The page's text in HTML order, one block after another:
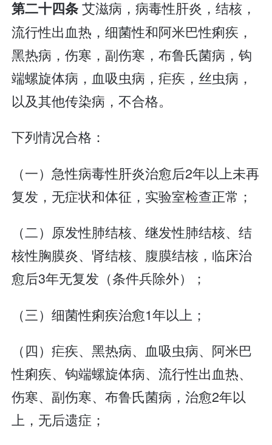
第二十四条艾滋病，病毒性肝炎，结核，
流行性出血热，细菌性和阿米巴性痢疾，
黑热病，伤寒，副伤寒，布鲁氏菌病，钩
端螺旋体病，血吸虫病，疟疾，丝虫病，
以及其他传染病，不合格。
下列情况合格：
（一）急性病毒性肝炎治愈后2年以上未再
复发，无症状和体征，实验室检查正常；
（二）原发性肺结核、继发性肺结核、结
核性胸膜炎、肾结核、腹膜结核，临床治
愈后3年无复发（条件兵除外）；
（三）细菌性痢疾治愈1年以上；
（四）疟疾、黑热病、血吸虫病、阿米巴
性痢疾、钩端螺旋体病、流行性出血热、
伤寒、副伤寒、布鲁氏菌病，治愈2年以
上，无后遗症；